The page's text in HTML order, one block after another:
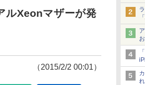
ルXeonマザーが発
（2015/2/2 00:01）